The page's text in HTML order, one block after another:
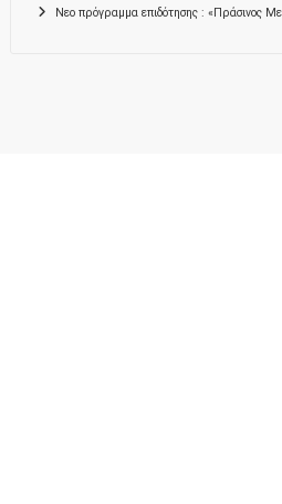
Νεο πρόγραμμα επιδότησης : «Πράσινος